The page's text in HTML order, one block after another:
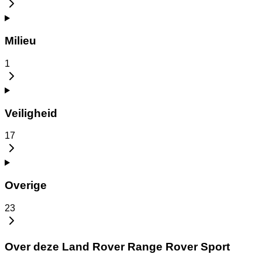
Milieu
1
Veiligheid
17
Overige
23
Over deze Land Rover Range Rover Sport